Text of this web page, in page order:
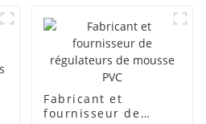
Fabricant et
fournisseur de